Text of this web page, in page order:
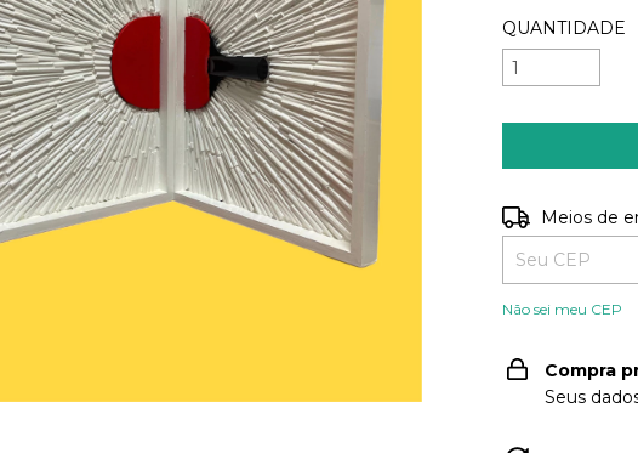
QUANTIDADE
Entregas para o
Meios de
Não sei meu CEP
Compra
Seus